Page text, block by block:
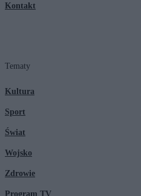
Kontakt
Tematy
Kultura
Sport
Świat
Wojsko
Zdrowie
Program TV